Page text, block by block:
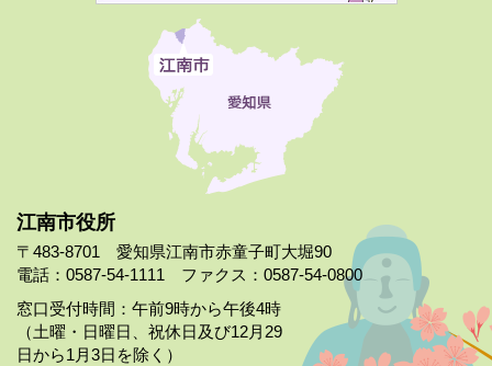
江南市役所
〒483-8701 愛知県江南市赤童子町大堀90
電話：0587-54-1111 ファクス：0587-54-0800
窓口受付時間：午前9時から午後4時
（土曜・日曜日、祝休日及び12月29
日から1月3日を除く）